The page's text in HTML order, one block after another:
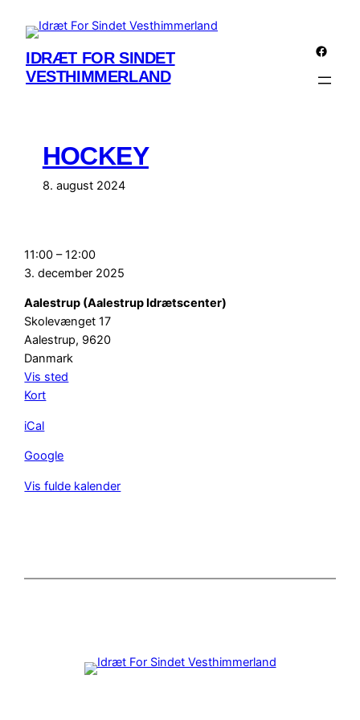
indhold
IDRÆT FOR SINDET
VESTHIMMERLAND
HOCKEY
8. august 2024
Hockey
11:00 –12:00
3. december 2025
Aalestrup (Aalestrup Idrætscenter)
Skolevænget 17
Aalestrup, 9620
Danmark
Vis sted
KortAalestrup
iCal
Google
Vis fulde kalender